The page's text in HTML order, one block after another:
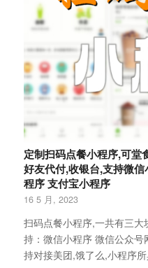
定制扫码点餐小程序,可堂
好友代付,收银台,支持微
程序 支付宝小程序
16 5 月, 2023
扫码点餐小程序,一共有三
持：微信小程序 微信公众
持对接美团,饿了么,小程序所